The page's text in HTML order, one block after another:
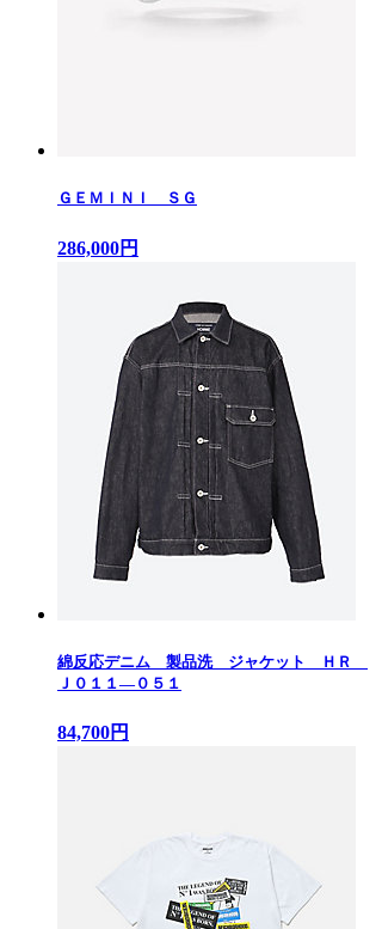
ＧＥＭＩＮＩ ＳＧ
286,000円
綿反応デニム 製品洗 ジャケット ＨＲ
Ｊ０１１—０５１
84,700円